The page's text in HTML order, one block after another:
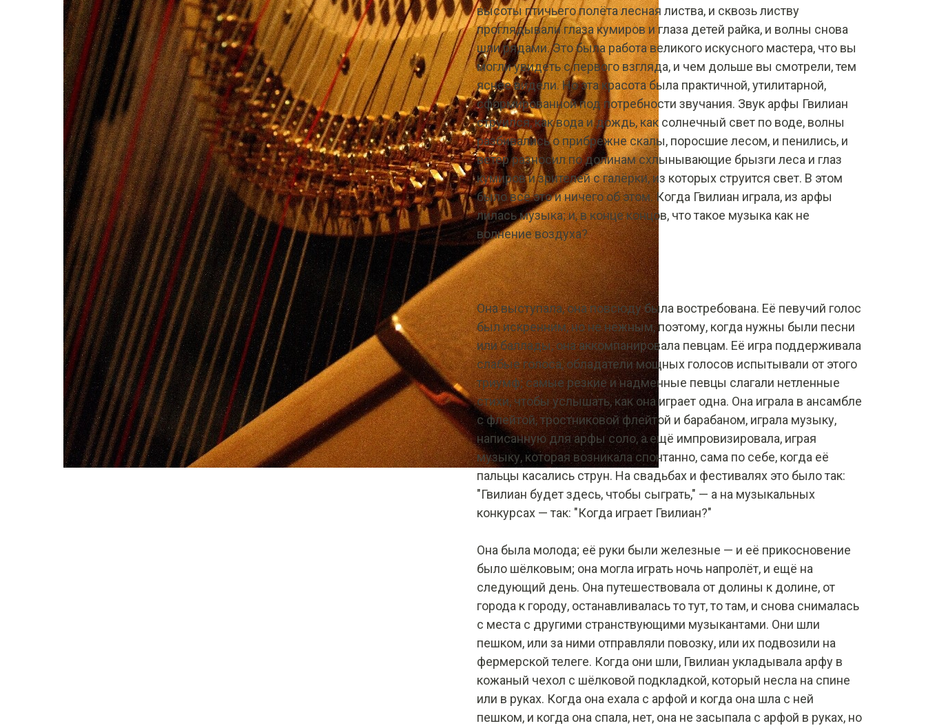
высоты птичьего полёта лесная листва, и сквозь листву
проглядывали глаза кумиров и глаза детей райка, и волны снова
шли рядами. Это была работа великого искусного мастера, что вы
могли увидеть с первого взгляда, и чем дольше вы смотрели, тем
яснее видели. Но эта красота была практичной, утилитарной,
сформированной под потребности звучания. Звук арфы Гвилиан
струился, как вода и дождь, как солнечный свет по воде, волны
разбивались о прибрежне скалы, поросшие лесом, и пенились, и
ветер разносил по долинам схлынывающие брызги леса и глаз
кумиров и зрителей с галёрки, из которых струится свет. В этом
было всё это и ничего об этом. Когда Гвилиан играла, из арфы
лилась музыка; и, в конце концов, что такое музыка как не
волнение воздуха?
Она выступала, она повсюду была востребована. Её певучий голос
был искренним, но не нежным, поэтому, когда нужны были песни
или баллады, она аккомпанировала певцам. Её игра поддерживала
слабые голоса, обладатели мощных голосов испытывали от этого
триумф; самые резкие и надменные певцы слагали нетленные
стихи, чтобы услышать, как она играет одна. Она играла в ансамбле
с флейтой, тростниковой флейтой и барабаном, играла музыку,
написанную для арфы соло, а ещё импровизировала, играя
музыку, которая возникала спонтанно, сама по себе, когда её
пальцы касались струн. На свадьбах и фестивалях это было так:
"Гвилиан будет здесь, чтобы сыграть," — а на музыкальных
конкурсах — так: "Когда играет Гвилиан?"
Она была молода; её руки были железные — и её прикосновение
было шёлковым; она могла играть ночь напролёт, и ещё на
следующий день. Она путешествовала от долины к долине, от
города к городу, останавливалась то тут, то там, и снова снималась
с места с другими странствующими музыкантами. Они шли
пешком, или за ними отправляли повозку, или их подвозили на
фермерской телеге. Когда они шли, Гвилиан укладывала арфу в
кожаный чехол с шёлковой подкладкой, который несла на спине
или в руках. Когда она ехала с арфой и когда она шла с ней
пешком, и когда она спала, нет, она не засыпала с арфой в руках, но